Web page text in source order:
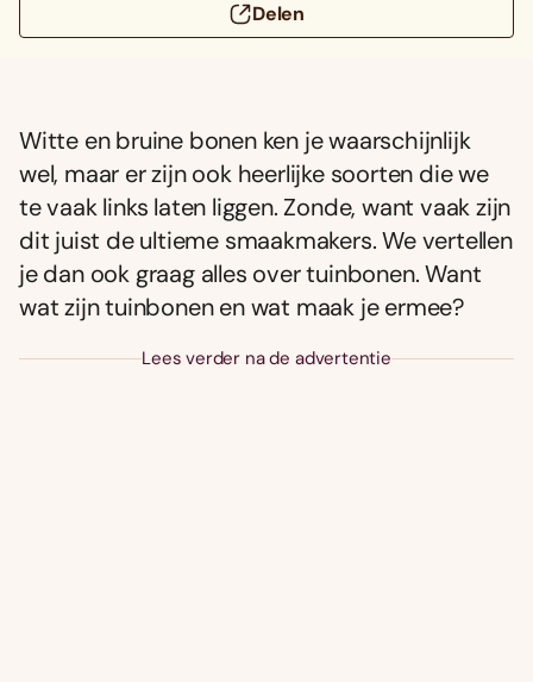
Delen
Witte en bruine bonen ken je waarschijnlijk
wel, maar er zijn ook heerlijke soorten die we
te vaak links laten liggen. Zonde, want vaak zijn
dit juist de ultieme smaakmakers. We vertellen
je dan ook graag alles over tuinbonen. Want
wat zijn tuinbonen en wat maak je ermee?
Lees verder na de advertentie